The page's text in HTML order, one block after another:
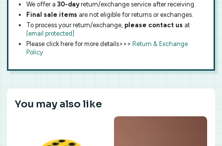
We offer a 30-dayreturn/exchange service after receiving.
Final sale items are not eligible for returns or exchanges.
To process your return/exchange, please contact us at
[email protected]
Please click here for more details>>> Return & Exchange
Policy
You may also like